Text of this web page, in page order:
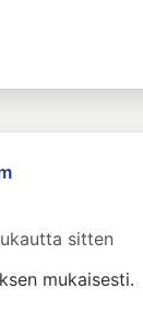
sitten
mukaisesti.